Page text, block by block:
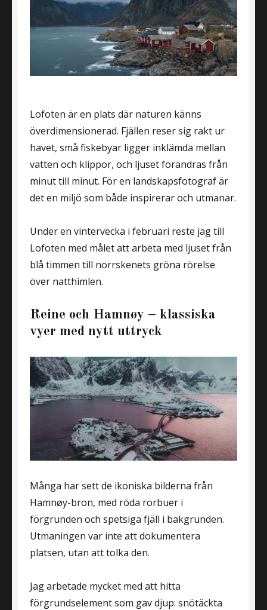
Lofoten är en plats där naturen känns
överdimensionerad. Fjällen reser sig rakt ur
havet, små fiskebyar ligger inklämda mellan
vatten och klippor, och ljuset förändras från
minut till minut. För en landskapsfotograf är
det en miljö som både inspirerar och utmanar.
Under en vintervecka i februari reste jag till
Lofoten med målet att arbeta med ljuset från
blå timmen till norrskenets gröna rörelse
över natthimlen.
Reine och Hamnøy – klassiska
vyer med nytt uttryck
Många har sett de ikoniska bilderna från
Hamnøy-bron, med röda rorbuer i
förgrunden och spetsiga fjäll i bakgrunden.
Utmaningen var inte att dokumentera
platsen, utan att tolka den.
Jag arbetade mycket med att hitta
förgrundselement som gav djup: snötäckta